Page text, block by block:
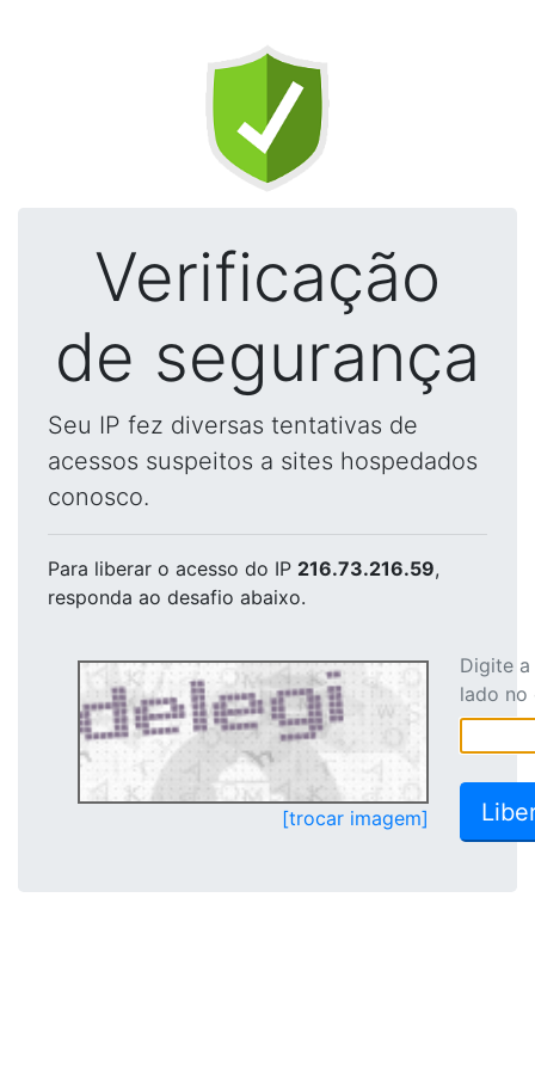
Verificação
de segurança
Seu IP fez diversas tentativas de
acessos suspeitos a sites hospedados
conosco.
Para liberar o acesso do IP 216.73.216.59,
responda ao desafio abaixo.
[trocar imagem]
Digite
lado no